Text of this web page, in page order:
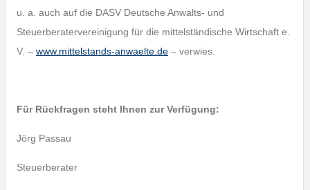
u. a. auch auf die DASV Deutsche Anwalts- und
Steuerberatervereinigung für die mittelständische Wirtschaft e.
V. – www.mittelstands-anwaelte.de– verwies.
Für Rückfragen steht Ihnen zur Verfügung:
Jörg Passau
Steuerberater